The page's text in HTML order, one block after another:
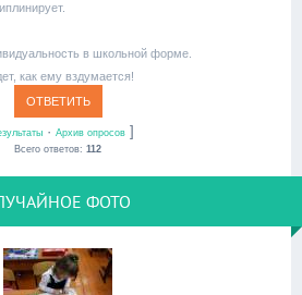
в школьной форме.
как ему вздумается!
· Архив опросов ]
Всего ответов: 112
ФОТО